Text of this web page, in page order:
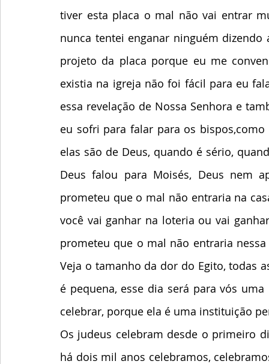
tiver esta placa o mal não vai entrar
nunca tentei enganar ninguém
projeto da placa porque eu me
existia na igreja não foi fácil para eu
essa revelação de Nossa Senhora e
eu sofri para falar para os
elas são de Deus, quando é sério,
Deus falou para Moisés, Deus nem
prometeu que o mal não entraria na
você vai ganhar na loteria ou vai
prometeu que o mal não entraria
Veja o tamanho da dor do Egito, todas
é pequena, esse dia será para vós
celebrar, porque ela é uma instituição
Os judeus celebram desde o primeiro
há dois mil anos celebramos,